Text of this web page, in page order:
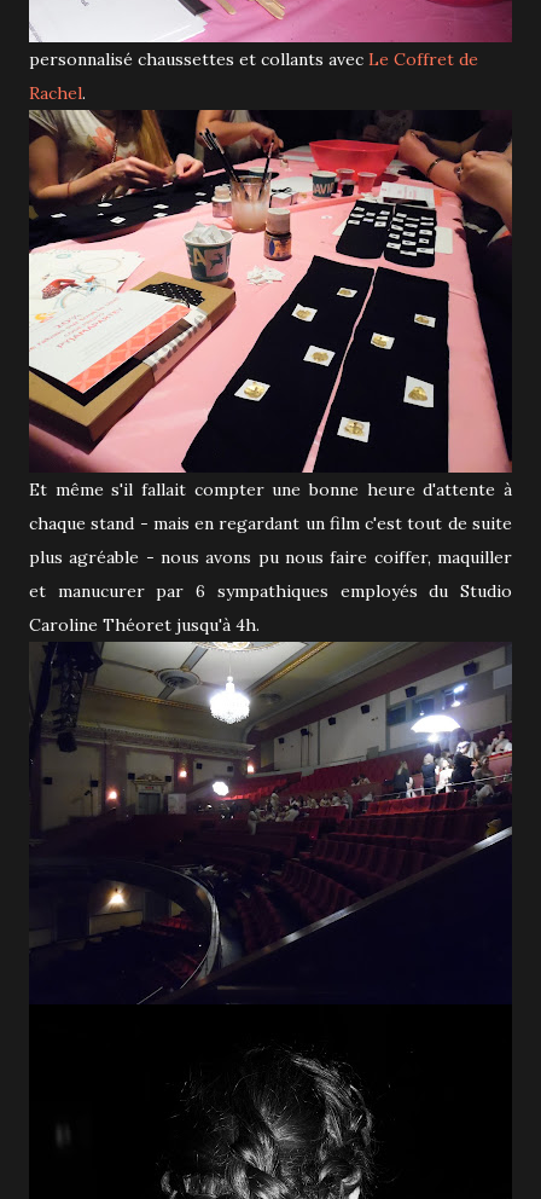
personnalisé chaussettes et collants avec Le Coffret de
Rachel.
Et même s'il fallait compter une bonne heure d'attente à
chaque stand - mais en regardant un film c'est tout de suite
plus agréable - nous avons pu nous faire coiffer, maquiller
et manucurer par 6 sympathiques employés du Studio
Caroline Théoret jusqu'à 4h.